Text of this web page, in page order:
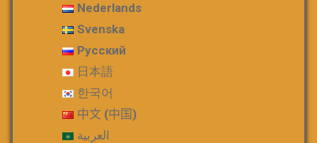
Nederlands
Svenska
Русский
日本語
한국어
中文 (中国)
العربية